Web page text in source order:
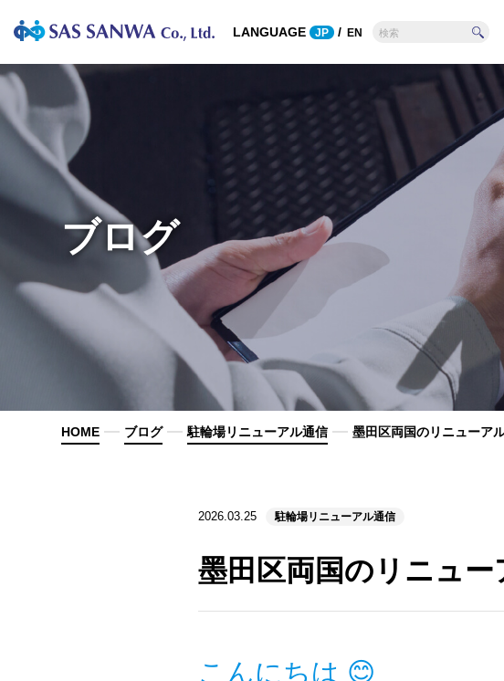
LANGUAGE JP / EN
鉄鋼・断熱材・カ
鉄鋼製品
非鉄金属
合金鉄 (フェロアロイ)
高圧ガス
溶接材料
溶接補助材
溶接・溶断機器
その他
電子
電子
電
基
ブログ
HOME ブログ 駐輪場リニューアル通信 墨田区両国のリニューア
2026.03.25 駐輪場リニューアル通信
墨田区両国のリニュー
こんにちは 😊